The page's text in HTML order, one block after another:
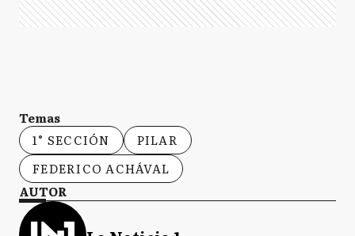
Temas
1° SECCIÓN
PILAR
FEDERICO ACHÁVAL
AUTOR